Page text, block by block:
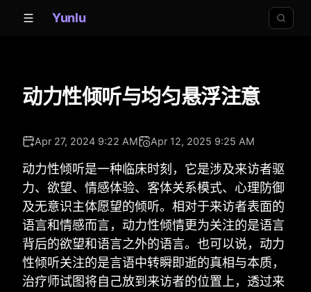
Yunlu
动力性倾听与均匀悬浮注意
Apr 27, 2024 9:22 AM Apr 12, 2025 9:25 AM
动力性倾听是一种临床时刻，它是涉及来访者驱
力、欲望、情感体验、客体关系模式、心理防御
及无意识主体愿望的倾听。相对于来访者表面的
语言和情感而言，动力性倾情更为关注的是语言
背后的欲望和语言之外的语言。也可以说，动力
性倾听关注的是言语中转瞬即逝的真相与本质，
治疗师试图将自己放到来访者的位置上，透过来